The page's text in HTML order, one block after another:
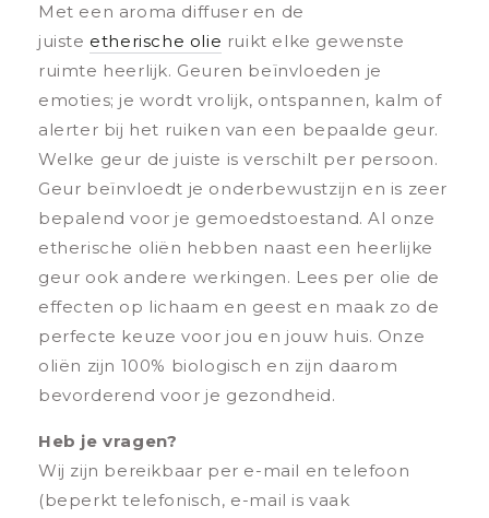
Met een aroma diffuser en de
juiste etherische olie ruikt elke gewenste
ruimte heerlijk. Geuren beïnvloeden je
emoties; je wordt vrolijk, ontspannen, kalm of
alerter bij het ruiken van een bepaalde geur.
Welke geur de juiste is verschilt per persoon.
Geur beïnvloedt je onderbewustzijn en is zeer
bepalend voor je gemoedstoestand. Al onze
etherische oliën hebben naast een heerlijke
geur ook andere werkingen. Lees per olie de
effecten op lichaam en geest en maak zo de
perfecte keuze voor jou en jouw huis. Onze
oliën zijn 100% biologisch en zijn daarom
bevorderend voor je gezondheid.
Heb je vragen?
Wij zijn bereikbaar per e-mail en telefoon
(beperkt telefonisch, e-mail is vaak